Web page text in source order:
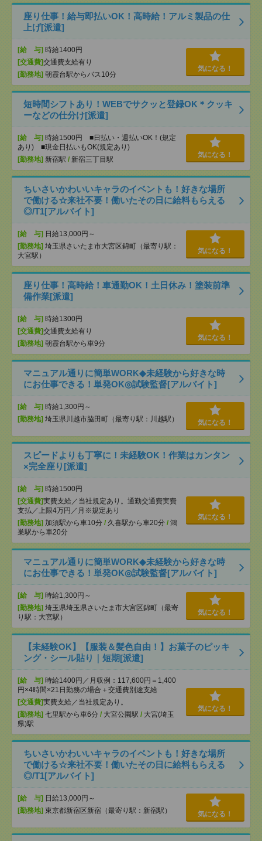
座り仕事！給与即払いOK！高時給！アルミ製品の仕
上げ[派遣]
[給 与] 時給1400円
[交通費]交通費支給有り
[勤務地] 朝霞台駅からバス10分
気になる！
短時間シフトあり！WEBでサクッと登録OK＊クッキ
ーなどの仕分け[派遣]
[給 与] 時給1500円 ■日払い・週払いOK！(規定
あり) ■現金日払いもOK(規定あり)
[勤務地] 新宿駅 / 新宿三丁目駅
気になる！
ちいさいかわいいキャラのイベントも！好きな場所
で働ける☆来社不要！働いたその日に給料もらえる
◎/T1[アルバイト]
[給 与] 日給13,000円～
[勤務地] 埼玉県さいたま市大宮区錦町（最寄り駅：
大宮駅）
気になる！
座り仕事！高時給！車通勤OK！土日休み！塗装前準
備作業[派遣]
[給 与] 時給1300円
[交通費]交通費支給有り
[勤務地] 朝霞台駅から車9分
気になる！
マニュアル通りに簡単WORK◆未経験から好きな時
にお仕事できる！単発OK◎試験監督[アルバイト]
[給 与] 時給1,300円～
[勤務地] 埼玉県川越市脇田町（最寄り駅：川越駅） 気になる！
スピードよりも丁寧に！未経験OK！作業はカンタン
×完全座り[派遣]
[給 与] 時給1500円
[交通費]実費支給／当社規定あり。通勤交通費実費
支払／上限4万円／月※規定あり
[勤務地] 加須駅から車10分 / 久喜駅から車20分 / 鴻
巣駅から車20分
気になる！
マニュアル通りに簡単WORK◆未経験から好きな時
にお仕事できる！単発OK◎試験監督[アルバイト]
[給 与] 時給1,300円～
[勤務地] 埼玉県埼玉県さいたま市大宮区錦町（最寄
り駅：大宮駅）
気になる！
【未経験OK】【服装＆髪色自由！】お菓子のピッキ
ング・シール貼り｜短期[派遣]
[給 与] 時給1400円／月収例：117,600円＝1,400
円×4時間×21日勤務の場合＋交通費別途支給
[交通費]実費支給／当社規定あり。
[勤務地] 七里駅から車6分 / 大宮公園駅 / 大宮(埼玉
県)駅
気になる！
ちいさいかわいいキャラのイベントも！好きな場所
で働ける☆来社不要！働いたその日に給料もらえる
◎/T1[アルバイト]
[給 与] 日給13,000円～
[勤務地] 東京都新宿区新宿（最寄り駅：新宿駅） 気になる！